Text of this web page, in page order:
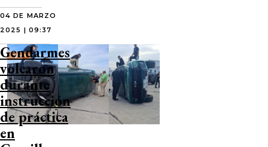
04 DE MARZO
2025 | 09:37
Gendarmes
volcaron
durante
instrucción
de práctica
en